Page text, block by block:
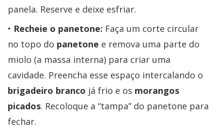
panela. Reserve e deixe esfriar.
Recheie o panetone: Faça um corte circular
no topo do panetone e remova uma parte do
miolo (a massa interna) para criar uma
cavidade. Preencha esse espaço intercalando o
brigadeiro branco já frio e os morangos
picados. Recoloque a “tampa” do panetone para
fechar.